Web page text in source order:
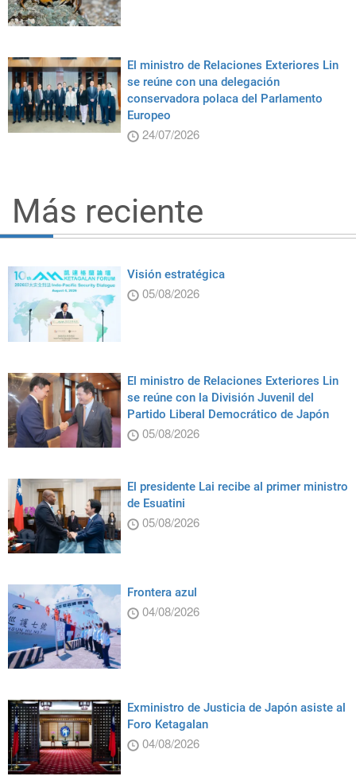
El ministro de Relaciones Exteriores Lin
se reúne con una delegación
conservadora polaca del Parlamento
Europeo
24/07/2026
Más reciente
Visión estratégica
05/08/2026
El ministro de Relaciones Exteriores Lin
se reúne con la División Juvenil del
Partido Liberal Democrático de Japón
05/08/2026
El presidente Lai recibe al primer ministro
de Esuatini
05/08/2026
Frontera azul
04/08/2026
Exministro de Justicia de Japón asiste al
Foro Ketagalan
04/08/2026